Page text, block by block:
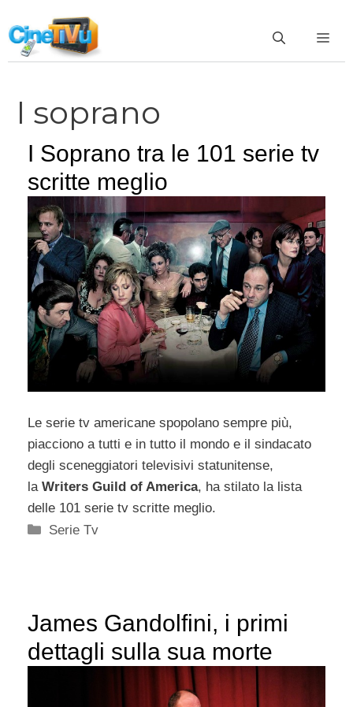
al
contenuto
I soprano
I Soprano tra le 101 serie tv
scritte meglio
Le serie tv americane spopolano sempre più,
piacciono a tutti e in tutto il mondo e il sindacato
degli sceneggiatori televisivi statunitense,
la Writers Guild of America, ha stilato la lista
delle 101 serie tv scritte meglio.
Categorie
Serie Tv
James Gandolfini, i primi
dettagli sulla sua morte